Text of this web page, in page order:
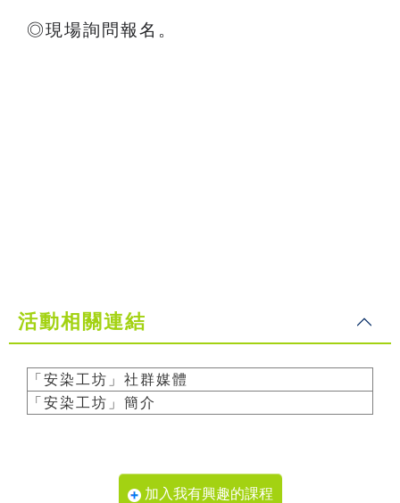
◎現場詢問報名。
活動相關連結
「安染工坊」社群媒體
「安染工坊」簡介
加入我有興趣的課程